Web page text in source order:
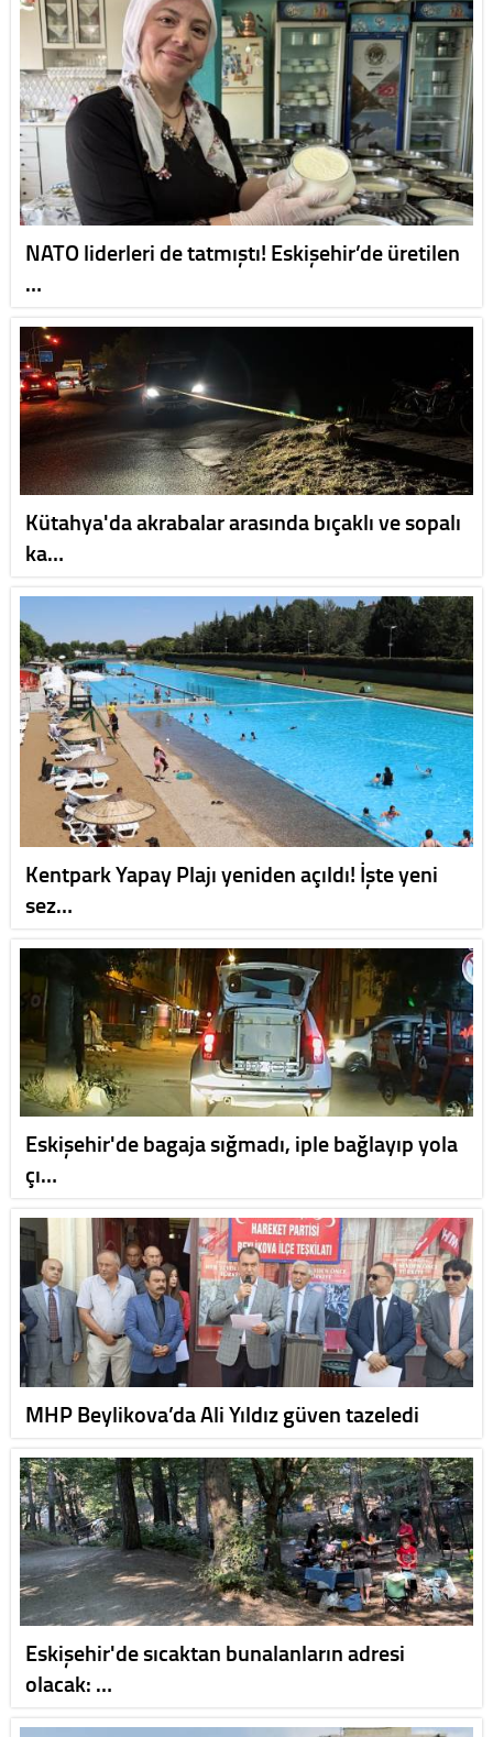
NATO liderleri de tatmıştı! Eskişehir’de üretilen
…
Kütahya'da akrabalar arasında bıçaklı ve sopalı
ka…
Kentpark Yapay Plajı yeniden açıldı! İşte yeni
sez…
Eskişehir'de bagaja sığmadı, iple bağlayıp yola
çı…
MHP Beylikova’da Ali Yıldız güven tazeledi
Eskişehir'de sıcaktan bunalanların adresi
olacak: …